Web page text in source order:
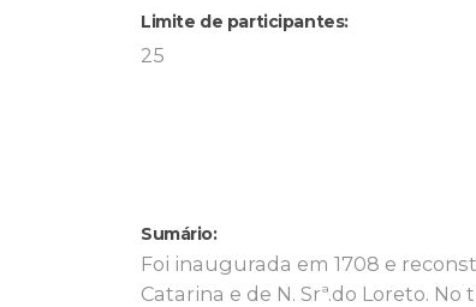
Limite de participantes:
25
Sumário:
Foi inaugurada em 1708 e
Catarina e de N. Srª.do Loreto.